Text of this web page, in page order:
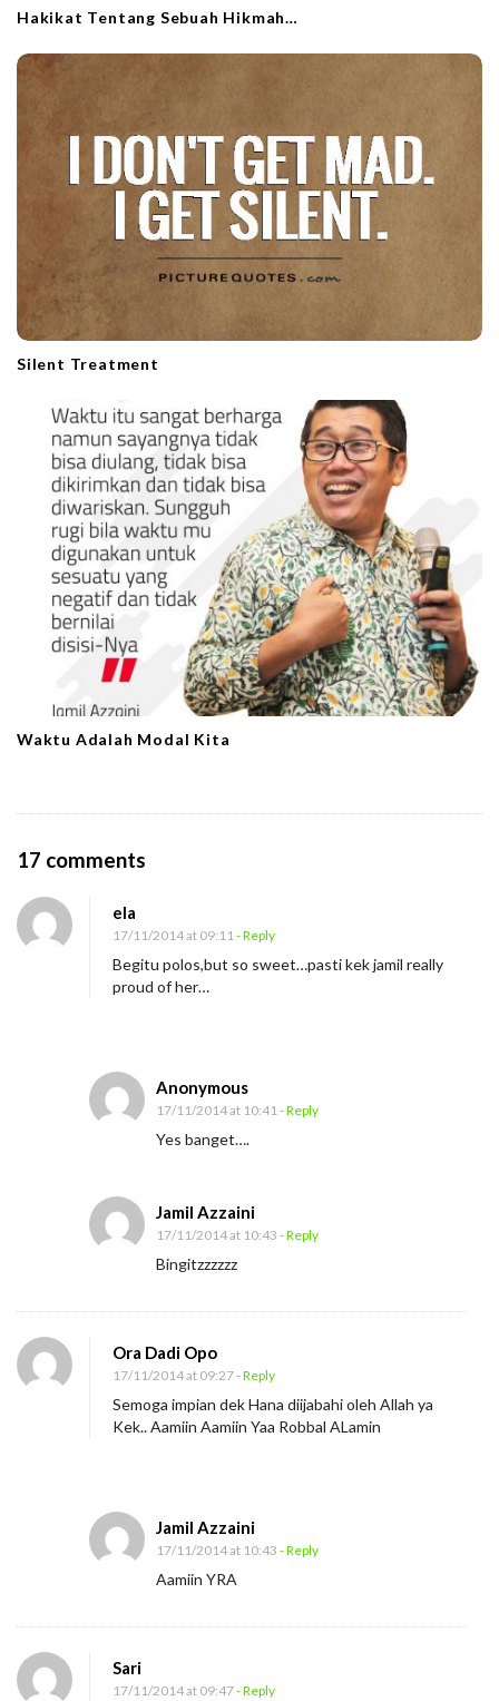
Hakikat Tentang Sebuah Hikmah…
Silent Treatment
Waktu Adalah Modal Kita
17 comments
i
e
ela
17/11/2014 at 09:11- Reply
Begitu polos,but so sweet…pasti kek jamil really
proud of her…
Anonymous
17/11/2014 at 10:41- Reply
Yes banget….
Jamil Azzaini
17/11/2014 at 10:43 - Reply
Bingitzzzzzz
Ora Dadi Opo
17/11/2014 at 09:27- Reply
Semoga impian dek Hana diijabahi oleh Allah ya
Kek.. Aamiin Aamiin Yaa Robbal ALamin
Jamil Azzaini
17/11/2014 at 10:43 - Reply
Aamiin YRA
Sari
17/11/2014 at 09:47- Reply